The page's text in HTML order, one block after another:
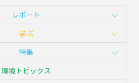
レポート
学ぶ
特集
環境トピックス